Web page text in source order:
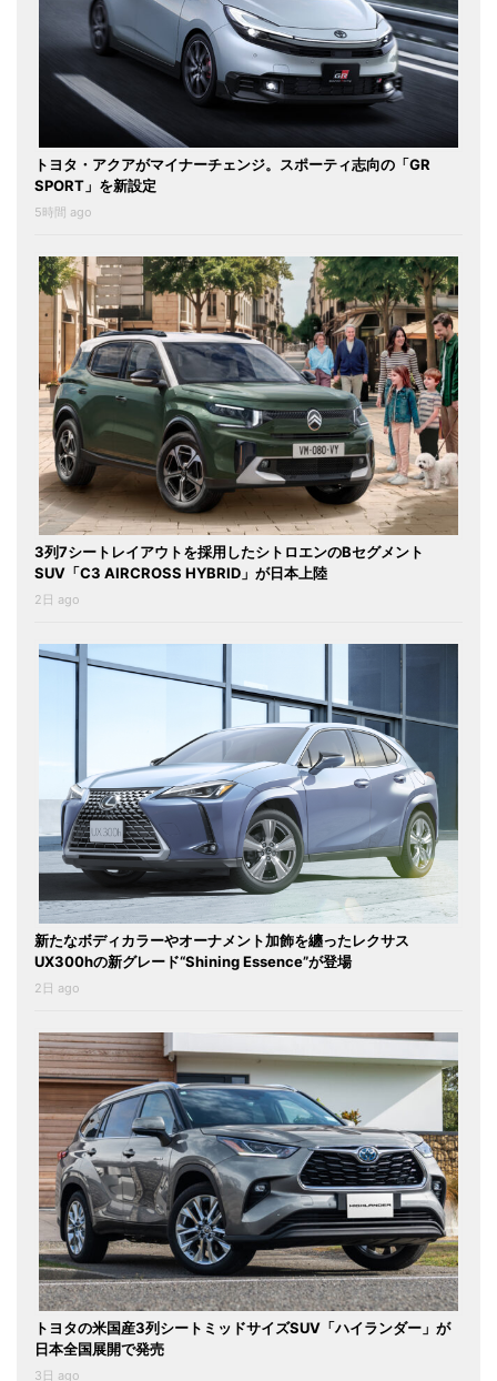
トヨタ・アクアがマイナーチェンジ。スポーティ志向の「GR
SPORT」を新設定
5時間 ago
3列7シートレイアウトを採用したシトロエンのBセグメント
SUV「C3 AIRCROSS HYBRID」が日本上陸
2日 ago
新たなボディカラーやオーナメント加飾を纏ったレクサス
UX300hの新グレード“Shining Essence”が登場
2日 ago
トヨタの米国産3列シートミッドサイズSUV「ハイランダー」が
日本全国展開で発売
3日 ago